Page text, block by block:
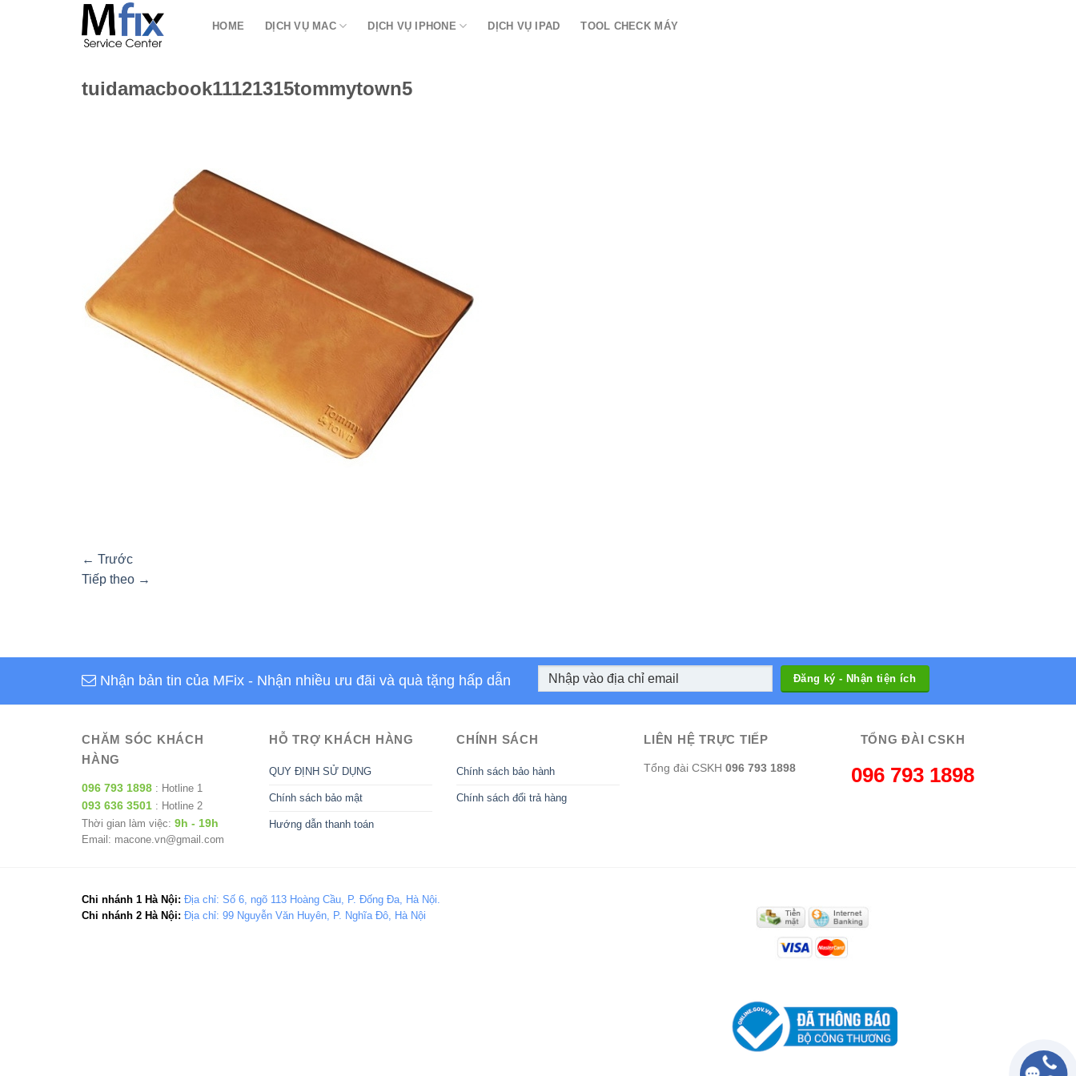
HOME DỊCH VỤ MAC DỊCH VỤ IPHONE DỊCH VỤ IPAD TOOL CHECK MÁY
tuidamacbook11121315tommytown5
← Trước
Tiếp theo →
Nhận bản tin của MFix - Nhận nhiều ưu đãi và quà tặng hấp dẫn
CHĂM SÓC KHÁCH
HÀNG
096 793 1898 : Hotline 1
093 636 3501 : Hotline 2
Thời gian làm việc: 9h - 19h
Email: macone.vn@gmail.com
HỖ TRỢ KHÁCH HÀNG
QUY ĐỊNH SỬ DỤNG
Chính sách bảo mật
Hướng dẫn thanh toán
CHÍNH SÁCH
Chính sách bảo hành
Chính sách đổi trả hàng
LIÊN HỆ TRỰC TIẾP
Tổng đài CSKH 096 793 1898
TỔNG ĐÀI CSKH
096 793 1898
Chi nhánh 1 Hà Nội: Địa chỉ: Số 6, ngõ 113 Hoàng Cầu, P. Đống Đa, Hà Nội.
Chi nhánh 2 Hà Nội: Địa chỉ: 99 Nguyễn Văn Huyên, P. Nghĩa Đô, Hà Nội